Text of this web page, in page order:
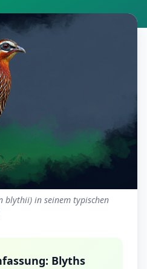
blythii) in seinem typischen
Blyths